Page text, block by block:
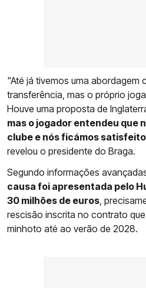
"Até já tivemos uma abordagem
transferência, mas o próprio
Houve uma proposta de
mas o jogador entendeu que
clube e nós ficámos
revelou o presidente do Braga.
Segundo informações
causa foi apresentada pelo
30 milhões de euros ,
rescisão inscrita no contrato
minhoto até ao verão de 2028.